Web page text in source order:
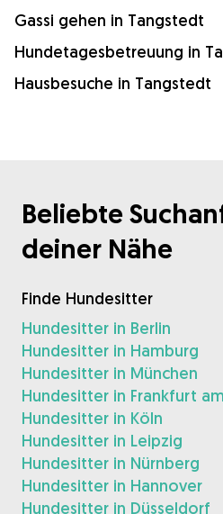
Gassi gehen in Tangstedt
Hundetagesbetreuung in
Hausbesuche in Tangstedt
Beliebte
deiner Nähe
Finde Hundesitter
Hundesitter in Berlin
Hundesitter in Hamburg
Hundesitter in München
Hundesitter in Frankfurt
Hundesitter in Köln
Hundesitter in Leipzig
Hundesitter in Nürnberg
Hundesitter in Hannover
Hundesitter in Düsseldorf